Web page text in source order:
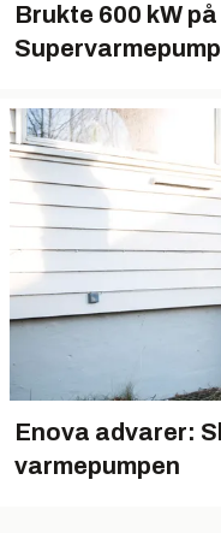
Brukte 600 kW
Enova advarer:
varmepumpen